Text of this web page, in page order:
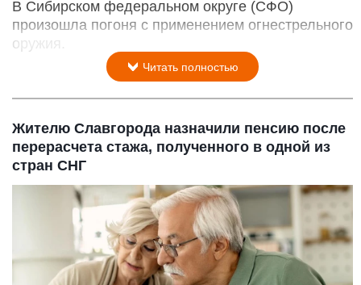
В Сибирском федеральном округе (СФО)
произошла погоня с применением огнестрельного
оружия.
Читать полностью
Жителю Славгорода назначили пенсию после
перерасчета стажа, полученного в одной из
стран СНГ